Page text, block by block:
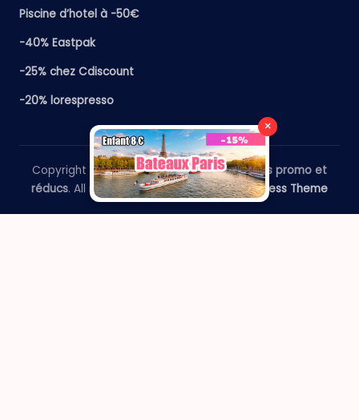
Piscine d’hotel à -50€
-40% Eastpak
-25% chez Cdiscount
-20% lorespresso
Copyright 2026 —
​Le Paris Guide - Codes promo et
réducs. All rights reserved.Bloghash WordPress Theme
×